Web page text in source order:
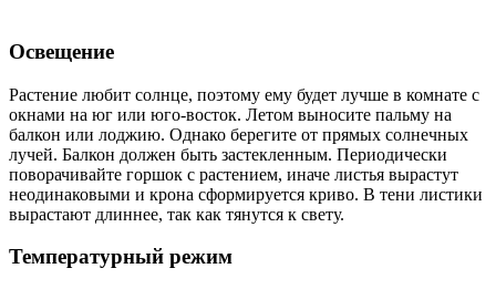
Освещение
Растение любит солнце, поэтому ему будет лучше в комнате с
окнами на юг или юго-восток. Летом выносите пальму на
балкон или лоджию. Однако берегите от прямых солнечных
лучей. Балкон должен быть застекленным. Периодически
поворачивайте горшок с растением, иначе листья вырастут
неодинаковыми и крона сформируется криво. В тени листики
вырастают длиннее, так как тянутся к свету.
Температурный режим